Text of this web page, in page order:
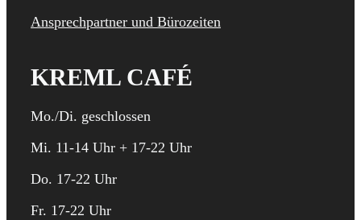
Ansprechpartner und Bürozeiten
KREML CAFÉ
Mo./Di. geschlossen
Mi. 11-14 Uhr + 17-22 Uhr
Do. 17-22 Uhr
Fr. 17-22 Uhr